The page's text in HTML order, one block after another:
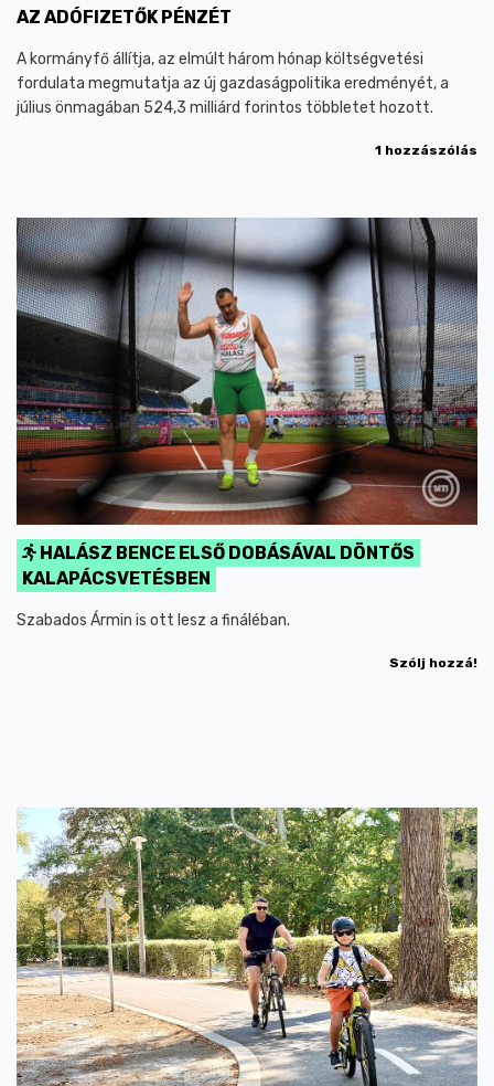
AZ ADÓFIZETŐK PÉNZÉT
A kormányfő állítja, az elmúlt három hónap költségvetési
fordulata megmutatja az új gazdaságpolitika eredményét, a
július önmagában 524,3 milliárd forintos többletet hozott.
1 hozzászólás
HALÁSZ BENCE ELSŐ DOBÁSÁVAL DÖNTŐS
KALAPÁCSVETÉSBEN
Szabados Ármin is ott lesz a fináléban.
Szólj hozzá!